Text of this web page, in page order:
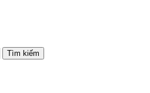
Tìm kiếm